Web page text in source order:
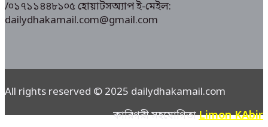
/০১৭১১৪৪৮১০৫ হোয়াটসঅ্যাপ ই-মেইল:
dailydhakamail.com@gmail.com
All rights reserved © 2025 dailydhakamail.com
কারিগরী সহযোগিতাLimon KAbir